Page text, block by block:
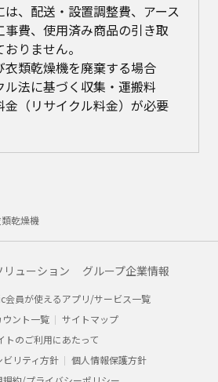
、配送・設置調整費、アース
事費、使用済み商品の引き取
りません。
衣類乾燥機を廃棄する場合
ル法に基づく収集・運搬料
金（リサイクル料金）が必要
乾燥機
ューション グループ企業情報
会員が使えるアプリ/サービス一覧
ウント一覧
サイトマップ
トのご利用にあたって
ビリティ方針
個人情報保護方針